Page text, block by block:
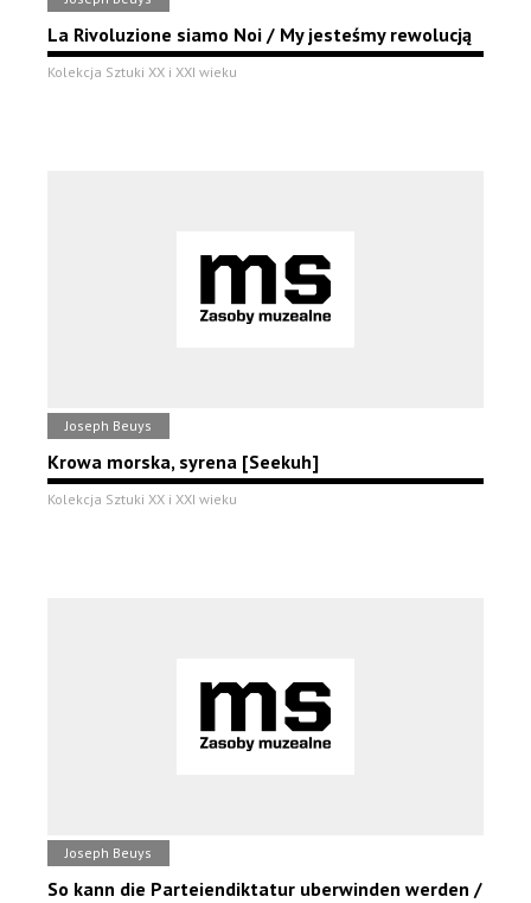
La Rivoluzione siamo Noi / My jesteśmy rewolucją
Kolekcja Sztuki XX i XXI wieku
Joseph Beuys
Krowa morska, syrena [Seekuh]
Kolekcja Sztuki XX i XXI wieku
Joseph Beuys
So kann die Parteiendiktatur uberwinden werden /